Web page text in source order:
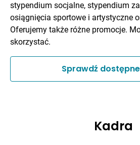
stypendium socjalne, stypendium
osiągnięcia sportowe i artystyczne
Oferujemy także różne promocje.
skorzystać.
Sprawdź
Kadra